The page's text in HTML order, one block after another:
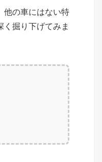
他の車にはない特
掘り下げてみま